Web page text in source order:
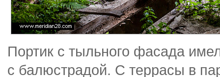
Портик с тыльного фасада
с балюстрадой. С террасы в